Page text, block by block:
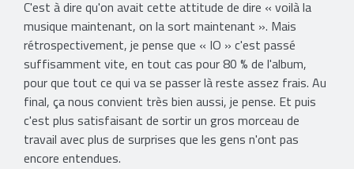
C'est à dire qu'on avait cette attitude de dire « voilà la
musique maintenant, on la sort maintenant ». Mais
rétrospectivement, je pense que « IO » c'est passé
suffisamment vite, en tout cas pour 80 % de l'album,
pour que tout ce qui va se passer là reste assez frais. Au
final, ça nous convient très bien aussi, je pense. Et puis
c'est plus satisfaisant de sortir un gros morceau de
travail avec plus de surprises que les gens n'ont pas
encore entendues.